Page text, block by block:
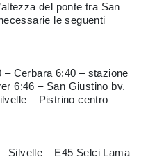
del ponte tra San
le seguenti
Cerbara 6:40 – stazione
6:46 – San Giustino bv.
– Pistrino centro
Silvelle – E45 Selci Lama